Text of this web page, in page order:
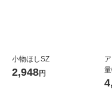
小物ほしSZ
2,948円